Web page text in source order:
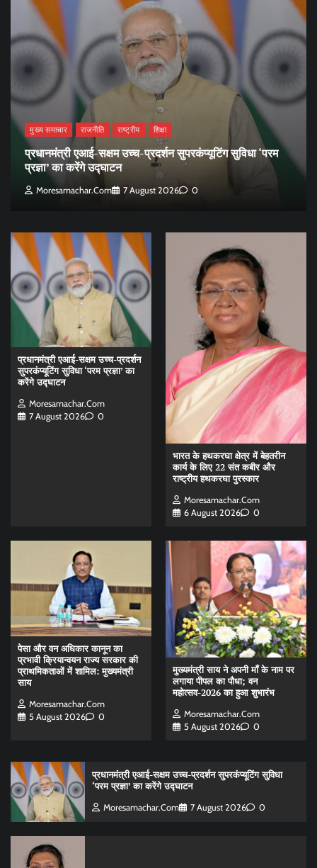
मुख्य समाचार राजनीति राष्ट्रीय शिक्षा
प्रधानमंत्री एआई-सक्षम उच्च-प्रदर्शन सुपरकंप्यूटिंग सुविधा ‘परम
प्रज्ञा’ का करेंगे उद्घाटन
Moresamachar.com 7 August 2026 0
प्रधानमंत्री एआई-सक्षम उच्च-प्रदर्शन
सुपरकंप्यूटिंग सुविधा ‘परम प्रज्ञा’ का
करेंगे उद्घाटन
Moresamachar.com
7 August 2026
0
भारत के हथकरघा क्षेत्र में बेहतरीन
कार्य के लिए 22 संत कबीर और
राष्ट्रीय हथकरघा पुरस्कार
Moresamachar.com
6 August 2026
0
पेसा और वन अधिकार कानून का
प्रभावी क्रियान्वयन राज्य सरकार की
प्राथमिकताओं में शामिल: मुख्यमंत्री
साय
Moresamachar.com
5 August 2026
0
मुख्यमंत्री साय ने अपनी माँ के नाम पर
लगाया पीपल का पौधा; वन
महोत्सव-2026 का हुआ शुभारंभ
Moresamachar.com
5 August 2026
0
प्रधानमंत्री एआई-सक्षम उच्च-प्रदर्शन सुपरकंप्यूटिंग सुविधा
‘परम प्रज्ञा’ का करेंगे उद्घाटन
Moresamachar.com 7 August 2026 0